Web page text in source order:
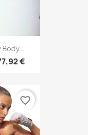
€
favorite_border